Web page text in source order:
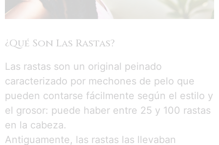
¿Qué Son Las Rastas?
Las rastas son un original peinado
caracterizado por mechones de pelo que
pueden contarse fácilmente según el estilo y
el grosor: puede haber entre 25 y 100 rastas
en la cabeza.
Antiguamente, las rastas las llevaban